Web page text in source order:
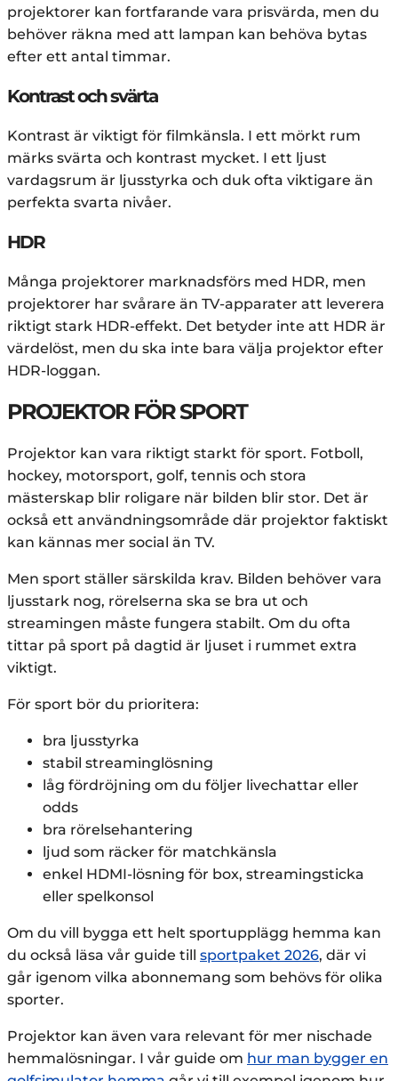
projektorer kan fortfarande vara prisvärda, men du
behöver räkna med att lampan kan behöva bytas
efter ett antal timmar.
Kontrast och svärta
Kontrast är viktigt för filmkänsla. I ett mörkt rum
märks svärta och kontrast mycket. I ett ljust
vardagsrum är ljusstyrka och duk ofta viktigare än
perfekta svarta nivåer.
HDR
Många projektorer marknadsförs med HDR, men
projektorer har svårare än TV-apparater att leverera
riktigt stark HDR-effekt. Det betyder inte att HDR är
värdelöst, men du ska inte bara välja projektor efter
HDR-loggan.
PROJEKTOR FÖR SPORT
Projektor kan vara riktigt starkt för sport. Fotboll,
hockey, motorsport, golf, tennis och stora
mästerskap blir roligare när bilden blir stor. Det är
också ett användningsområde där projektor faktiskt
kan kännas mer social än TV.
Men sport ställer särskilda krav. Bilden behöver vara
ljusstark nog, rörelserna ska se bra ut och
streamingen måste fungera stabilt. Om du ofta
tittar på sport på dagtid är ljuset i rummet extra
viktigt.
För sport bör du prioritera:
bra ljusstyrka
stabil streaminglösning
låg fördröjning om du följer livechattar eller
odds
bra rörelsehantering
ljud som räcker för matchkänsla
enkel HDMI-lösning för box, streamingsticka
eller spelkonsol
Om du vill bygga ett helt sportupplägg hemma kan
du också läsa vår guide till sportpaket 2026, där vi
går igenom vilka abonnemang som behövs för olika
sporter.
Projektor kan även vara relevant för mer nischade
hemmalösningar. I vår guide om hur man bygger en